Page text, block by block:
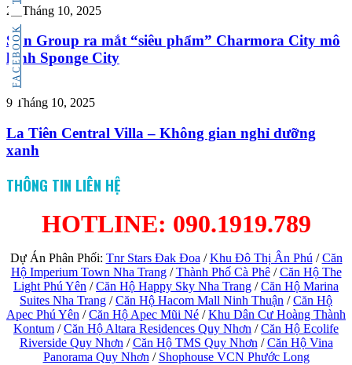
FACEBOOK
29 Tháng 10, 2025
Sun Group ra mắt “siêu phẩm” Charmora City mô
hình Sponge City
9 Tháng 10, 2025
La Tiên Central Villa – Không gian nghỉ dưỡng
xanh
THÔNG TIN LIÊN HỆ
HOTLINE: 090.1919.789
Dự Án Phân Phối: Tnr Stars Đak Đoa /Khu Đô Thị Ân Phú /Căn
Hộ Imperium Town Nha Trang/Thành Phố Cà Phê/Căn Hộ The
Light Phú Yên /Căn Hộ Happy Sky Nha Trang /Căn Hộ Marina
Suites Nha Trang /Căn Hộ Hacom Mall Ninh Thuận /Căn Hộ
Apec Phú Yên /Căn Hộ Apec Mũi Né /Khu Dân Cư Hoàng Thành
Kontum /Căn Hộ Altara Residences Quy Nhơn /Căn Hộ Ecolife
Riverside Quy Nhơn /Căn Hộ TMS Quy Nhơn /Căn Hộ Vina
Panorama Quy Nhơn / Shophouse VCN Phước Long